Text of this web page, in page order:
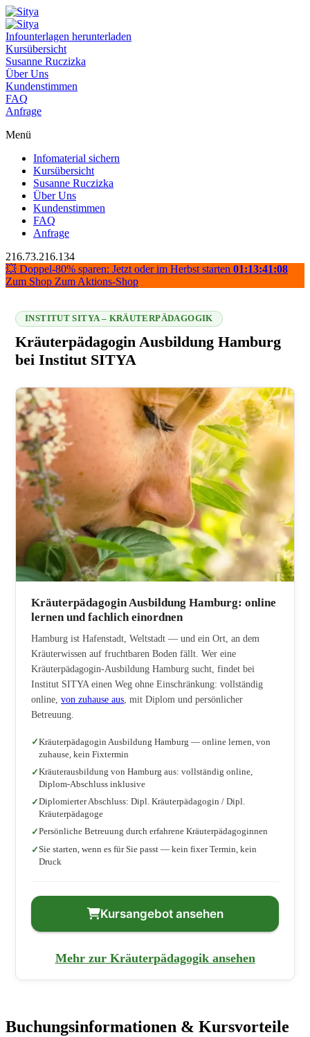
Infounterlagen herunterladen
Kursübersicht
Susanne Ruczizka
Über Uns
Kundenstimmen
FAQ
Anfrage
Menü
Infomaterial sichern
Kursübersicht
Susanne Ruczizka
Über Uns
Kundenstimmen
FAQ
Anfrage
216.73.216.134
💥 Doppel-80% sparen: Jetzt oder im Herbst starten 01:13:41:07
Zum Shop Zum Aktions-Shop
INSTITUT SITYA – KRÄUTERPÄDAGOGIK
Kräuterpädagogin Ausbildung Hamburg
bei Institut SITYA
216.73.216.134 2026-08-08 10:17:45
Kräuterpädagogin Ausbildung Hamburg: online
lernen und fachlich einordnen
Hamburg ist Hafenstadt, Weltstadt — und ein Ort, an dem
Kräuterwissen auf fruchtbaren Boden fällt. Wer eine
Kräuterpädagogin-Ausbildung Hamburg sucht, findet bei
Institut SITYA einen Weg ohne Einschränkung: vollständig
online, von zuhause aus , mit Diplom und persönlicher
Betreuung.
Kräuterpädagogin Ausbildung Hamburg — online lernen, von
zuhause, kein Fixtermin
Kräuterausbildung von Hamburg aus: vollständig online,
Diplom-Abschluss inklusive
Diplomierter Abschluss: Dipl. Kräuterpädagogin / Dipl.
Kräuterpädagoge
Persönliche Betreuung durch erfahrene Kräuterpädagoginnen
Sie starten, wenn es für Sie passt — kein fixer Termin, kein
Druck
Kursangebot ansehen
Mehr zur Kräuterpädagogik ansehen
Buchungsinformationen & Kursvorteile